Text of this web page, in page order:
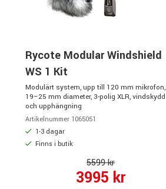
Rycote Modular Windshield
WS 1 Kit
Modulärt system, upp till 120 mm mikrofon,
19–25 mm diameter, 3-polig XLR, vindskydd
och upphängning
Artikelnummer 1065051
1-3 dagar
Finns i butik
5599 kr
3995 kr